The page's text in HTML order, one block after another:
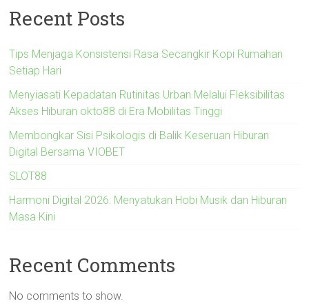
Recent Posts
Tips Menjaga Konsistensi Rasa Secangkir Kopi Rumahan
Setiap Hari
Menyiasati Kepadatan Rutinitas Urban Melalui Fleksibilitas
Akses Hiburan okto88 di Era Mobilitas Tinggi
Membongkar Sisi Psikologis di Balik Keseruan Hiburan
Digital Bersama VIOBET
SLOT88
Harmoni Digital 2026: Menyatukan Hobi Musik dan Hiburan
Masa Kini
Recent Comments
No comments to show.